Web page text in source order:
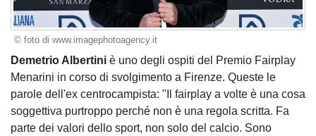
© foto di www.imagephotoagency.it
Demetrio Albertini è uno degli ospiti del Premio Fairplay
Menarini in corso di svolgimento a Firenze. Queste le
parole dell'ex centrocampista: "Il fairplay a volte è una cosa
soggettiva purtroppo perché non è una regola scritta. Fa
parte dei valori dello sport, non solo del calcio. Sono